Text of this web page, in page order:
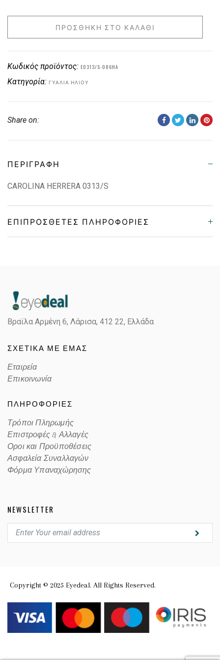
ΠΡΟΣΘΉΚΗ ΣΤΟ ΚΑΛΆΘΙ
Κωδικός προϊόντος: E0313/S-086HA
Κατηγορία: ΓΥΑΛΙΆ ΗΛΊΟΥ
Share on:
ΠΕΡΙΓΡΑΦΉ
CAROLINA HERRERA 0313/S
ΕΠΙΠΡΌΣΘΕΤΕΣ ΠΛΗΡΟΦΟΡΊΕΣ
Color
Lens Color GRADIENT BROWN
Color code
Βραϊλα Αρμένη 6, Λάρισα, 412 22, Ελλάδα
ΣΧΕΤΙΚΑ ΜΕ ΕΜΑΣ
Εταιρεία
Επικοινωνία
ΠΛΗΡΟΦΟΡΙΕΣ
Τρόποι Πληρωμής
Επιστροφές & Αλλαγές
Οροι και Προϋποθέσεις
Ασφαλεία Συναλλαγών
Φόρμα Υπαναχώρησης
NEWSLETTER
Copyright © 2025 Eyedeal. All Rights Reserved.